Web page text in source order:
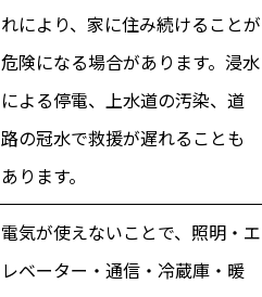
れにより、家に住み続けることが
危険になる場合があります。浸水
による停電、上水道の汚染、道
路の冠水で救援が遅れることも
あります。
電気が使えないことで、照明・エ
レベーター・通信・冷蔵庫・暖